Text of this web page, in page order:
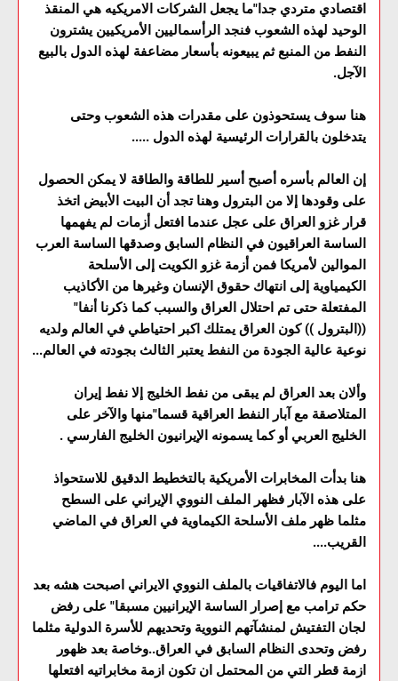
اقتصادي متردي جدا"ما يجعل الشركات الامريكيه هي المنقذ
الوحيد لهذه الشعوب فنجد الرأسماليين الأمريكيين يشترون
النفط من المنبع ثم يبيعونه بأسعار مضاعفة لهذه الدول بالبيع
الآجل.
هنا سوف يستحوذون على مقدرات هذه الشعوب وحتى
يتدخلون بالقرارات الرئيسية لهذه الدول .....
إن العالم بأسره أصبح أسير للطاقة والطاقة لا يمكن الحصول
على وقودها إلا من البترول وهنا تجد أن البيت الأبيض اتخذ
قرار غزو العراق على عجل عندما افتعل أزمات لم يفهمها
الساسة العراقيون في النظام السابق وصدقها الساسة العرب
الموالين لأمريكا فمن أزمة غزو الكويت إلى الأسلحة
الكيمياوية إلى انتهاك حقوق الإنسان وغيرها من الأكاذيب
المفتعلة حتى تم احتلال العراق والسبب كما ذكرنا أنفا"
((البترول )) كون العراق يمتلك اكبر احتياطي في العالم ولديه
نوعية عالية الجودة من النفط يعتبر الثالث بجودته في العالم...
وألان بعد العراق لم يبقى من نفط الخليج إلا نفط إيران
المتلاصقة مع آبار النفط العراقية قسما"منها والآخر على
الخليج العربي أو كما يسمونه الإيرانيون الخليج الفارسي .
هنا بدأت المخابرات الأمريكية بالتخطيط الدقيق للاستحواذ
على هذه الآبار فظهر الملف النووي الإيراني على السطح
مثلما ظهر ملف الأسلحة الكيماوية في العراق في الماضي
القريب....
اما اليوم فالاتفاقيات بالملف النووي الايراني اصبحت هشه بعد
حكم ترامب مع إصرار الساسة الإيرانيين مسبقا" على رفض
لجان التفتيش لمنشآتهم النووية وتحديهم للأسرة الدولية مثلما
رفض وتحدى النظام السابق في العراق..وخاصة بعد ظهور
ازمة قطر التي من المحتمل ان تكون ازمة مخابراتيه افتعلها